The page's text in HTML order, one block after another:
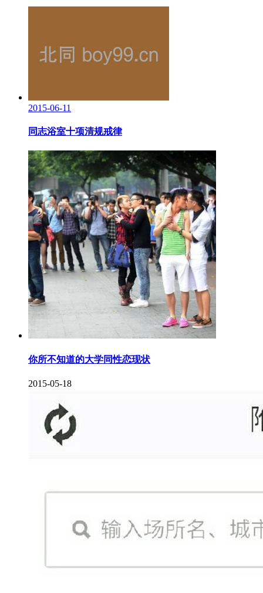
2015-06-11
同志浴室十项清规戒律
你所不知道的大学同性恋现状
2015-05-18